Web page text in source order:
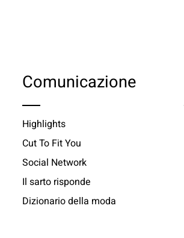
Comunicazione
Highlights
Cut To Fit You
Social Network
Il sarto risponde
Dizionario della moda